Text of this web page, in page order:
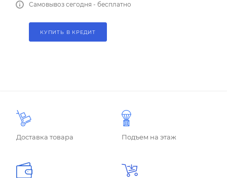
Самовывоз сегодня - бесплатно
КУПИТЬ В КРЕДИТ
Доставка товара Подъем на этаж